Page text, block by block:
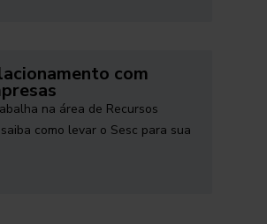
com
na área de Recursos
como levar o Sesc para sua